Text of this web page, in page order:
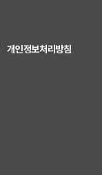
개인정보처리방침